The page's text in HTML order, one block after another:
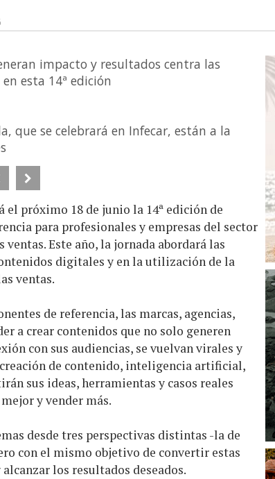
impacto y resultados centra las
esta 14ª edición
que se celebrará en Infecar, están a la
el próximo 18 de junio la 14ª edición de
para profesionales y empresas del sector
Este año, la jornada abordará las
digitales y en la utilización de la
ventas.
de referencia, las marcas, agencias,
a crear contenidos que no solo generen
con sus audiencias, se vuelvan virales y
de contenido, inteligencia artificial,
sus ideas, herramientas y casos reales
y vender más.
desde tres perspectivas distintas -la de
con el mismo objetivo de convertir estas
los resultados deseados.